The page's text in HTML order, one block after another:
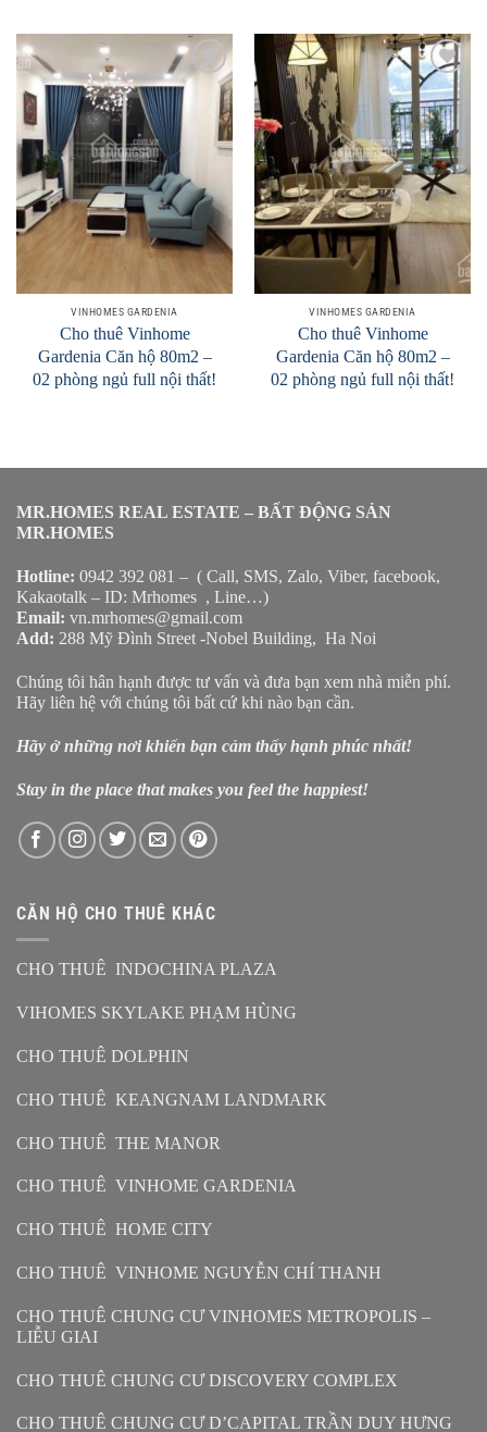
Add to
Wishlist
VINHOMES GARDENIA
Cho thuê Vinhome
Gardenia Căn hộ 80m2 –
02 phòng ngủ full nội thất!
Add to
Wishlist
VINHOMES GARDENIA
Cho thuê Vinhome
Gardenia Căn hộ 80m2 –
02 phòng ngủ full nội thất!
MR.HOMES REAL ESTATE – BẤT ĐỘNG SẢN
MR.HOMES
Hotline: 0942 392 081 – ( Call, SMS, Zalo, Viber, facebook,
Kakaotalk – ID: Mrhomes , Line…)
Email: vn.mrhomes@gmail.com
Add: 288 Mỹ Đình Street -Nobel Building, Ha Noi
Chúng tôi hân hạnh được tư vấn và đưa bạn xem nhà miễn phí.
Hãy liên hệ với chúng tôi bất cứ khi nào bạn cần.
Hãy ở những nơi khiến bạn cảm thấy hạnh phúc nhất!
Stay in the place that makes you feel the happiest!
CĂN HỘ CHO THUÊ KHÁC
CHO THUÊ INDOCHINA PLAZA
VIHOMES SKYLAKE PHẠM HÙNG
CHO THUÊ DOLPHIN
CHO THUÊ KEANGNAM LANDMARK
CHO THUÊ THE MANOR
CHO THUÊ VINHOME GARDENIA
CHO THUÊ HOME CITY
CHO THUÊ VINHOME NGUYỄN CHÍ THANH
CHO THUÊ CHUNG CƯ VINHOMES METROPOLIS –
LIỄU GIAI
CHO THUÊ CHUNG CƯ DISCOVERY COMPLEX
CHO THUÊ CHUNG CƯ D’CAPITAL TRẦN DUY HƯNG